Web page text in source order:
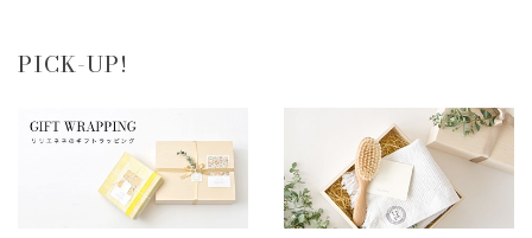
PICK-UP!